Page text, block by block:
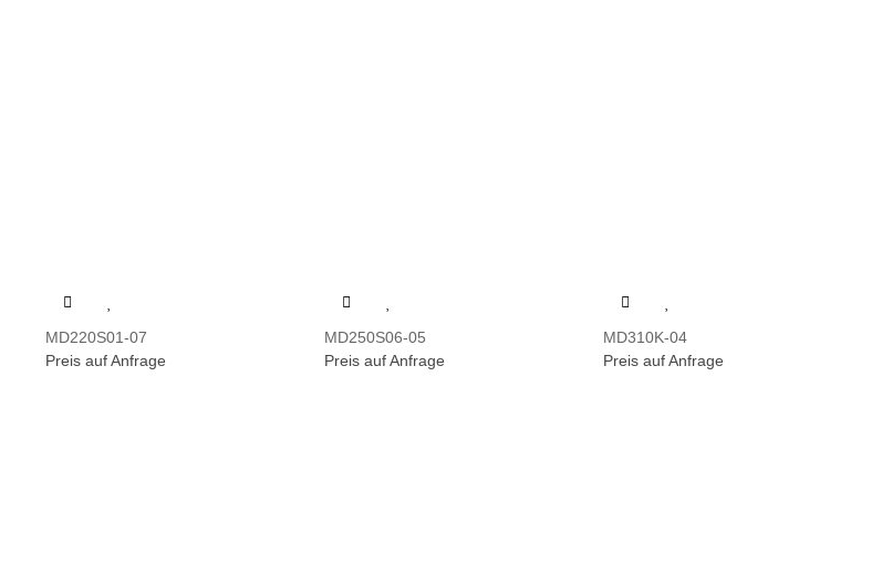
MD220S01-07
Preis auf Anfrage
MD250S06-05
Preis auf Anfrage
MD310K-04
Preis auf Anfrage